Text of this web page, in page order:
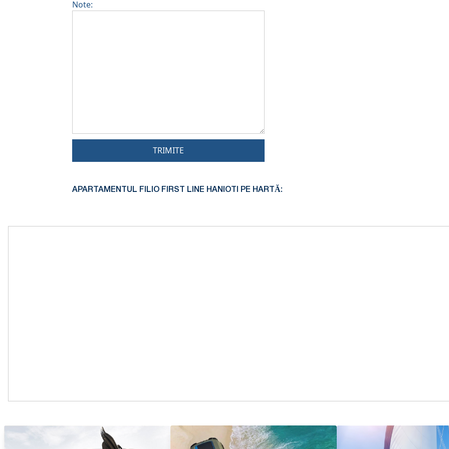
Note:
TRIMITE
APARTAMENTUL FILIO FIRST LINE HANIOTI PE HARTĂ: